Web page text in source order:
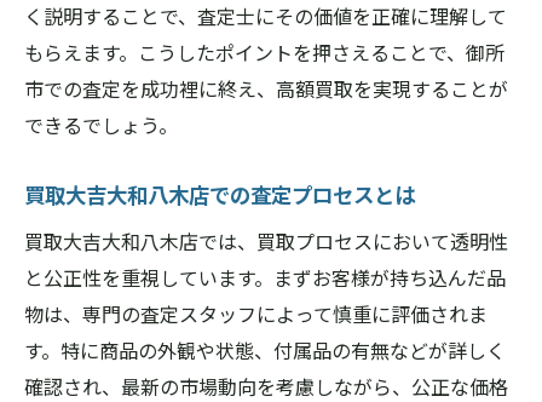
く説明することで、査定士にその価値を正確に理解して
もらえます。こうしたポイントを押さえることで、御所
市での査定を成功裡に終え、高額買取を実現することが
できるでしょう。
買取大吉大和八木店での査定プロセスとは
買取大吉大和八木店では、買取プロセスにおいて透明性
と公正性を重視しています。まずお客様が持ち込んだ品
物は、専門の査定スタッフによって慎重に評価されま
す。特に商品の外観や状態、付属品の有無などが詳しく
確認され、最新の市場動向を考慮しながら、公正な価格